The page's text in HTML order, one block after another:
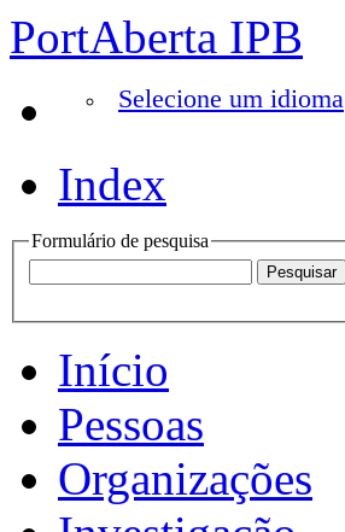
PortAberta IPB
Selecione um idioma
Index
Formulário de pesquisa
Início
Pessoas
Organizações